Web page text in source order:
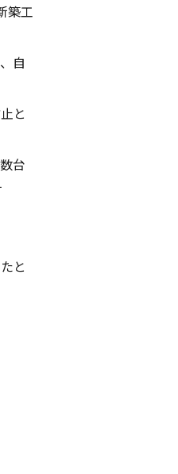
築工
自
と
台
と